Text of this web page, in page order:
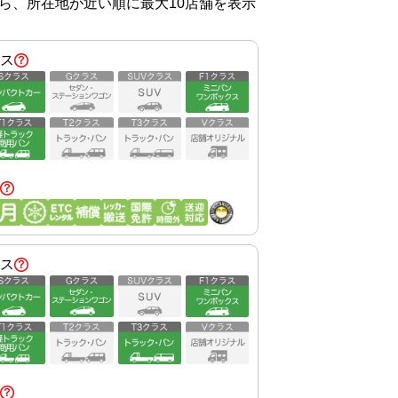
、所在地が近い順に最大10店舗を表示